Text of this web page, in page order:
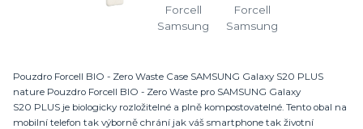
Pouzdro Forcell BIO - Zero Waste Case SAMSUNG Galaxy S20 PLUS
nature Pouzdro Forcell BIO - Zero Waste pro SAMSUNG Galaxy
S20 PLUS je biologicky rozložitelné a plně kompostovatelné. Tento obal na
mobilní telefon tak výborně chrání jak váš smartphone tak životní